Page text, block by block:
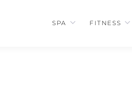
SPA FITNESS